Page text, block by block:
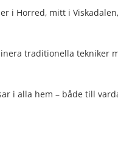
i Horred, mitt i
traditionella tekniker
i alla hem – både till